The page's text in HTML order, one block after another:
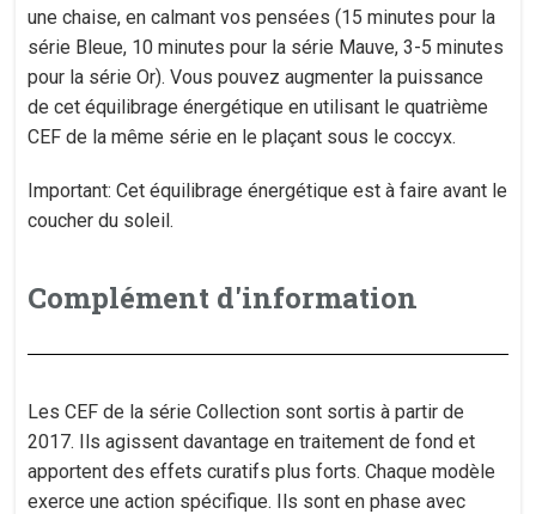
une chaise, en calmant vos pensées (15 minutes pour la
série Bleue, 10 minutes pour la série Mauve, 3-5 minutes
pour la série Or). Vous pouvez augmenter la puissance
de cet équilibrage énergétique en utilisant le quatrième
CEF de la même série en le plaçant sous le coccyx.
Important: Cet équilibrage énergétique est à faire avant le
coucher du soleil.
Complément d'information
Les CEF de la série Collection sont sortis à partir de
2017. Ils agissent davantage en traitement de fond et
apportent des effets curatifs plus forts. Chaque modèle
exerce une action spécifique. Ils sont en phase avec